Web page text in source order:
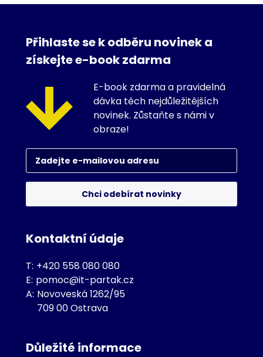
Přihlaste se k odběru novinek a
získejte e-book zdarma
E-book zdarma a pravidelná
dávka těch nejdůležitějších
novinek. Zůstaňte s námi v
obraze!
Chci odebírat novinky
Kontaktní údaje
T: +420 558 080 080
E: pomoc@it-partak.cz
A: Novoveská 1262/95
709 00 Ostrava
Důležité informace